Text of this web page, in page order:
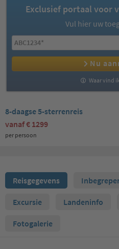
Exclusief portaal voor
Vul hier uw
Nu
Waar vind
8-daagse 5-sterrenreis
vanaf€ 1299
per persoon
Reisgegevens
Excursie Landeninfo
Fotogalerie